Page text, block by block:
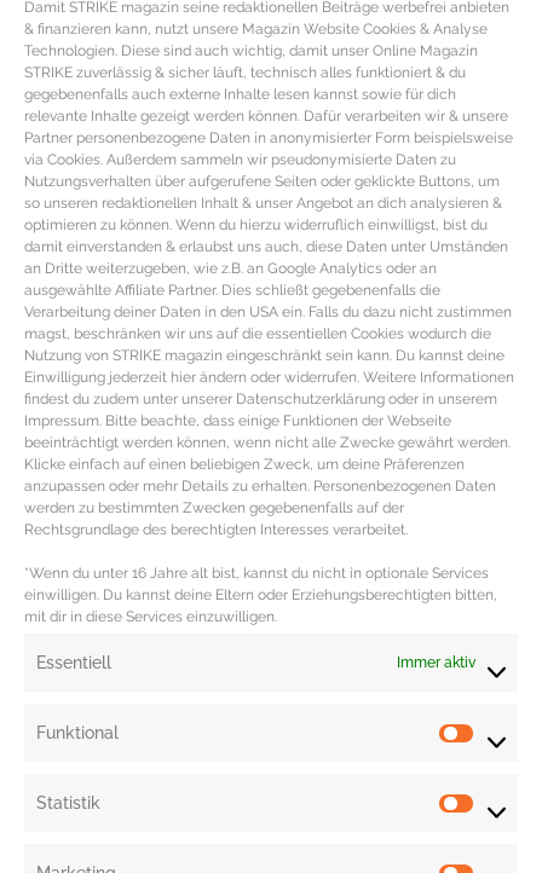
Damit STRIKE magazin seine redaktionellen Beiträge werbefrei anbieten
& finanzieren kann, nutzt unsere Magazin Website Cookies & Analyse
Technologien. Diese sind auch wichtig, damit unser Online Magazin
STRIKE zuverlässig & sicher läuft, technisch alles funktioniert & du
gegebenenfalls auch externe Inhalte lesen kannst sowie für dich
relevante Inhalte gezeigt werden können. Dafür verarbeiten wir & unsere
Partner personenbezogene Daten in anonymisierter Form beispielsweise
via Cookies. Außerdem sammeln wir pseudonymisierte Daten zu
Nutzungsverhalten über aufgerufene Seiten oder geklickte Buttons, um
so unseren redaktionellen Inhalt & unser Angebot an dich analysieren &
optimieren zu können. Wenn du hierzu widerruflich einwilligst, bist du
damit einverstanden & erlaubst uns auch, diese Daten unter Umständen
an Dritte weiterzugeben, wie z.B. an Google Analytics oder an
ausgewählte Affiliate Partner. Dies schließt gegebenenfalls die
Verarbeitung deiner Daten in den USA ein. Falls du dazu nicht zustimmen
magst, beschränken wir uns auf die essentiellen Cookies wodurch die
Nutzung von STRIKE magazin eingeschränkt sein kann. Du kannst deine
Einwilligung jederzeit hier ändern oder widerrufen. Weitere Informationen
findest du zudem unter unserer Datenschutzerklärung oder in unserem
Impressum. Bitte beachte, dass einige Funktionen der Webseite
beeinträchtigt werden können, wenn nicht alle Zwecke gewährt werden.
Klicke einfach auf einen beliebigen Zweck, um deine Präferenzen
anzupassen oder mehr Details zu erhalten. Personenbezogenen Daten
werden zu bestimmten Zwecken gegebenenfalls auf der
Rechtsgrundlage des berechtigten Interesses verarbeitet.
*Wenn du unter 16 Jahre alt bist, kannst du nicht in optionale Services
einwilligen. Du kannst deine Eltern oder Erziehungsberechtigten bitten,
mit dir in diese Services einzuwilligen.
Essentiell Immer aktiv
Funktional
Statistik
CITYGUIDE KOPENHAGEN – Design,
Kulinarik und Kultur
TRAVELGUIDE KOPENHAGEN – Genuss,
Fahrradhauptstadt Europas und Kulturmetropole:
Kopenhagen lockt mit einem einmaligen Flair, der
MEHR DAZU »